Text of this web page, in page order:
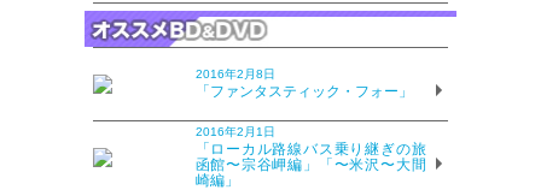
2016年2月8日
「ファンタスティック・フォー」
2016年2月1日
「ローカル路線バス乗り継ぎの旅
函館〜宗谷岬編」「〜米沢〜大間
崎編」